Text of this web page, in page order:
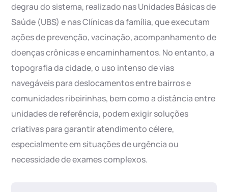
degrau do sistema, realizado nas Unidades Básicas de
Saúde (UBS) e nas Clínicas da família, que executam
ações de prevenção, vacinação, acompanhamento de
doenças crônicas e encaminhamentos. No entanto, a
topografia da cidade, o uso intenso de vias
navegáveis para deslocamentos entre bairros e
comunidades ribeirinhas, bem como a distância entre
unidades de referência, podem exigir soluções
criativas para garantir atendimento célere,
especialmente em situações de urgência ou
necessidade de exames complexos.